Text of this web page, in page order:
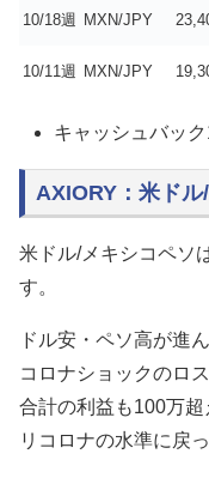
10/18週 MXN/JPY
10/11週 MXN/JPY
キャッシュバック
AXIORY：米ド
米ドル/メキシコペソ
す。
ドル安・ペソ高が進
コロナショックのロ
合計の利益も100万
リコロナの水準に戻